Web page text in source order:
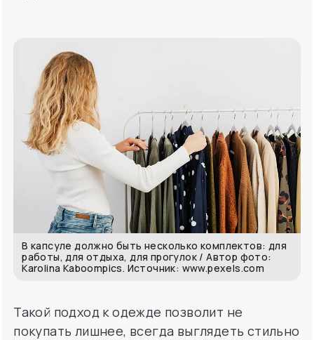
В капсуле должно быть несколько комплектов: для
работы, для отдыха, для прогулок / Автор фото:
Karolina Kaboompics. Источник: www.pexels.com
Такой подход к одежде позволит не
покупать лишнее, всегда выглядеть стильно